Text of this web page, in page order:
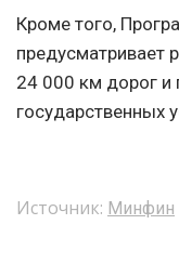
Кроме того,
предусматривает
24 000 км дорог и
государственных
Источник: Минфин